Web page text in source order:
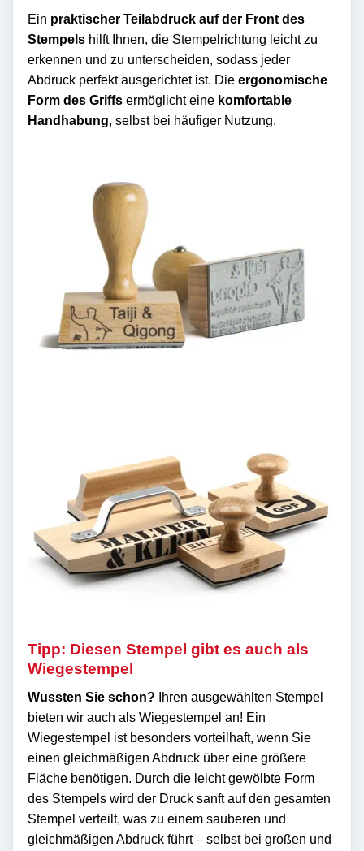
Ein praktischer Teilabdruck auf der Front des
Stempels hilft Ihnen, die Stempelrichtung leicht zu
erkennen und zu unterscheiden, sodass jeder
Abdruck perfekt ausgerichtet ist. Die ergonomische
Form des Griffs ermöglicht eine komfortable
Handhabung, selbst bei häufiger Nutzung.
Tipp: Diesen Stempel gibt es auch als
Wiegestempel
Wussten Sie schon? Ihren ausgewählten Stempel
bieten wir auch als Wiegestempel an! Ein
Wiegestempel ist besonders vorteilhaft, wenn Sie
einen gleichmäßigen Abdruck über eine größere
Fläche benötigen. Durch die leicht gewölbte Form
des Stempels wird der Druck sanft auf den gesamten
Stempel verteilt, was zu einem sauberen und
gleichmäßigen Abdruck führt – selbst bei großen und